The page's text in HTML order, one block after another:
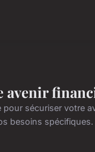
avenir
sécuriser votre
besoins spécifiques.